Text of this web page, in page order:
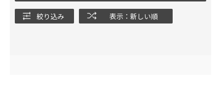
絞り込み 表示：新しい順